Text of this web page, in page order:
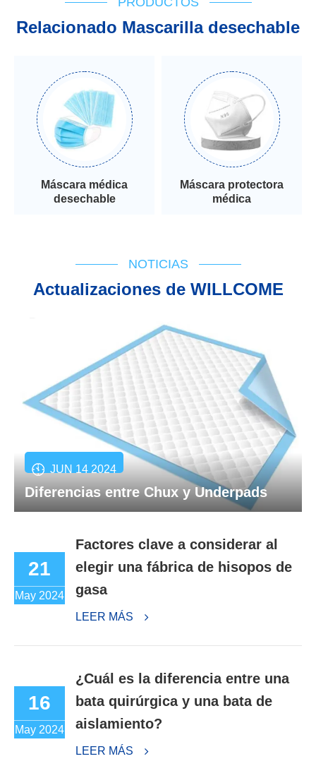
Relacionado Mascarilla desechable
Máscara médica
desechable
Máscara protectora
médica
NOTICIAS
Actualizaciones de WILLCOME
JUN 14 2024
Diferencias entre Chux y Underpads
21
May 2024
Factores clave a considerar al
elegir una fábrica de hisopos de
gasa
LEER MÁS
16
May 2024
¿Cuál es la diferencia entre una
bata quirúrgica y una bata de
aislamiento?
LEER MÁS